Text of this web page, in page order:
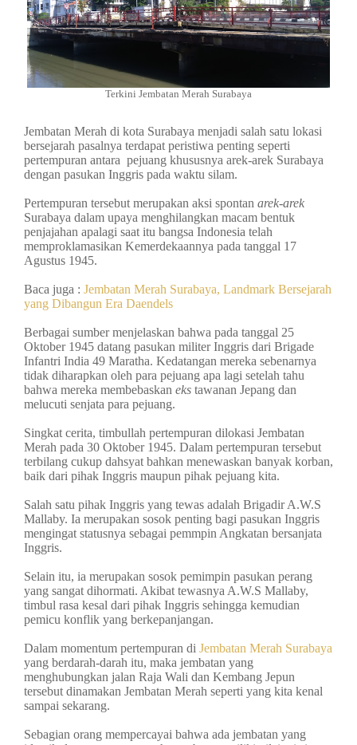
Terkini Jembatan Merah Surabaya
Jembatan Merah di kota Surabaya menjadi salah satu lokasi
bersejarah pasalnya terdapat peristiwa penting seperti
pertempuran antara pejuang khususnya arek-arek Surabaya
dengan pasukan Inggris pada waktu silam.
Pertempuran tersebut merupakan aksi spontan arek-arek
Surabaya dalam upaya menghilangkan macam bentuk
penjajahan apalagi saat itu bangsa Indonesia telah
memproklamasikan Kemerdekaannya pada tanggal 17
Agustus 1945.
Baca juga : Jembatan Merah Surabaya, Landmark Bersejarah
yang Dibangun Era Daendels
Berbagai sumber menjelaskan bahwa pada tanggal 25
Oktober 1945 datang pasukan militer Inggris dari Brigade
Infantri India 49 Maratha. Kedatangan mereka sebenarnya
tidak diharapkan oleh para pejuang apa lagi setelah tahu
bahwa mereka membebaskan eks tawanan Jepang dan
melucuti senjata para pejuang.
Singkat cerita, timbullah pertempuran dilokasi Jembatan
Merah pada 30 Oktober 1945. Dalam pertempuran tersebut
terbilang cukup dahsyat bahkan menewaskan banyak korban,
baik dari pihak Inggris maupun pihak pejuang kita.
Salah satu pihak Inggris yang tewas adalah Brigadir A.W.S
Mallaby. Ia merupakan sosok penting bagi pasukan Inggris
mengingat statusnya sebagai pemmpin Angkatan bersanjata
Inggris.
Selain itu, ia merupakan sosok pemimpin pasukan perang
yang sangat dihormati. Akibat tewasnya A.W.S Mallaby,
timbul rasa kesal dari pihak Inggris sehingga kemudian
pemicu konflik yang berkepanjangan.
Dalam momentum pertempuran di Jembatan Merah Surabaya
yang berdarah-darah itu, maka jembatan yang
menghubungkan jalan Raja Wali dan Kembang Jepun
tersebut dinamakan Jembatan Merah seperti yang kita kenal
sampai sekarang.
Sebagian orang mempercayai bahwa ada jembatan yang